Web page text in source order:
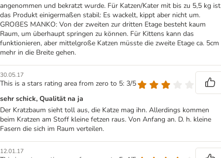
angenommen und bekratzt wurde. Für Katzen/Kater mit bis zu 5,5 kg ist
das Produkt einigermaßen stabil: Es wackelt, kippt aber nicht um.
GROßES MANKO: Von der zweiten zur dritten Etage besteht kaum
Raum, um überhaupt springen zu können. Für Kittens kann das
funktionieren, aber mittelgroße Katzen müsste die zweite Etage ca. 5cm
mehr in die Breite gehen.
30.05.17
This is a stars rating area from zero to 5: 3/5
sehr schick, Qualität na ja
Der Kratzbaum sieht toll aus, die Katze mag ihn. Allerdings kommen
beim Kratzen am Stoff kleine fetzen raus. Von Anfang an. D. h. kleine
Fasern die sich im Raum verteilen.
12.01.17